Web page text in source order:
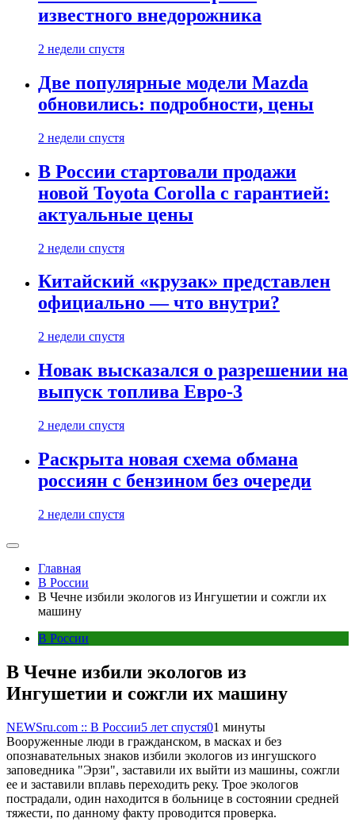
известного внедорожника
2 недели спустя
Две популярные модели Mazda
обновились: подробности, цены
2 недели спустя
В России стартовали продажи
новой Toyota Corolla с гарантией:
актуальные цены
2 недели спустя
Китайский «крузак» представлен
официально — что внутри?
2 недели спустя
Новак высказался о разрешении на
выпуск топлива Евро-3
2 недели спустя
Раскрыта новая схема обмана
россиян с бензином без очереди
2 недели спустя
Главная
В России
В Чечне избили экологов из Ингушетии и сожгли их
машину
В России
В Чечне избили экологов из
Ингушетии и сожгли их машину
NEWSru.com :: В России5 лет спустя01 минуты
Вооруженные люди в гражданском, в масках и без
опознавательных знаков избили экологов из ингушского
заповедника "Эрзи", заставили их выйти из машины, сожгли
ее и заставили вплавь переходить реку. Трое экологов
пострадали, один находится в больнице в состоянии средней
тяжести, по данному факту проводится проверка.